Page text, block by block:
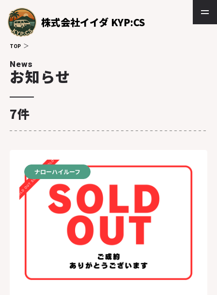
株式会社イイダ KYP:CS
TOP
News
お知らせ
7件
ナローハイルーフ